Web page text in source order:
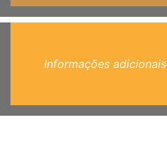
Informações adicionais